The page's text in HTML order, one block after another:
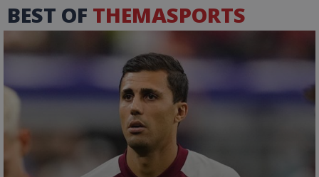
BEST OF THEMASPORTS